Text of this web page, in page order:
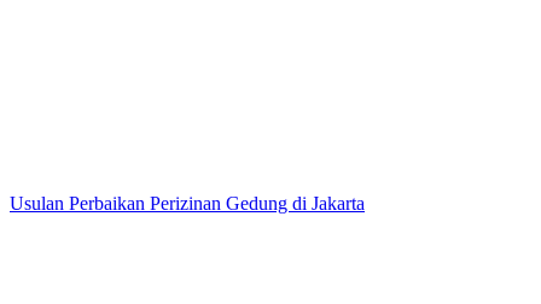
Usulan Perbaikan Perizinan Gedung di Jakarta